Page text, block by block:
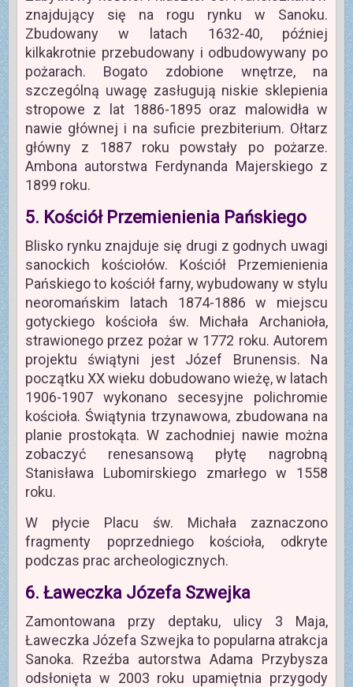
znajdujący się na rogu rynku w Sanoku.
Zbudowany w latach 1632-40, później
kilkakrotnie przebudowany i odbudowywany po
pożarach. Bogato zdobione wnętrze, na
szczególną uwagę zasługują niskie sklepienia
stropowe z lat 1886-1895 oraz malowidła w
nawie głównej i na suficie prezbiterium. Ołtarz
główny z 1887 roku powstały po pożarze.
Ambona autorstwa Ferdynanda Majerskiego z
1899 roku.
5. Kościół Przemienienia Pańskiego
Blisko rynku znajduje się drugi z godnych uwagi
sanockich kościołów. Kościół Przemienienia
Pańskiego to kościół farny, wybudowany w stylu
neoromańskim latach 1874-1886 w miejscu
gotyckiego kościoła św. Michała Archanioła,
strawionego przez pożar w 1772 roku. Autorem
projektu świątyni jest Józef Brunensis. Na
początku XX wieku dobudowano wieżę, w latach
1906-1907 wykonano secesyjne polichromie
kościoła. Świątynia trzynawowa, zbudowana na
planie prostokąta. W zachodniej nawie można
zobaczyć renesansową płytę nagrobną
Stanisława Lubomirskiego zmarłego w 1558
roku.
W płycie Placu św. Michała zaznaczono
fragmenty poprzedniego kościoła, odkryte
podczas prac archeologicznych.
6. Ławeczka Józefa Szwejka
Zamontowana przy deptaku, ulicy 3 Maja,
Ławeczka Józefa Szwejka to popularna atrakcja
Sanoka. Rzeźba autorstwa Adama Przybysza
odsłonięta w 2003 roku upamiętnia przygody